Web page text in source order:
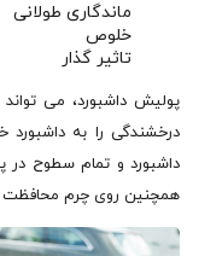
ماندگاری طولانی
خلوص
تاثير گذار
پولیش داشبورد، می
درخشندگی را به
داشبورد و تمام سطوح در
همچنین روی چرم محافظت